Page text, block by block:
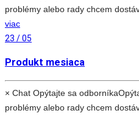
problémy alebo rady chcem
viac
23 / 05
Produkt mesiaca
× Chat Opýtajte sa
problémy alebo rady chcem